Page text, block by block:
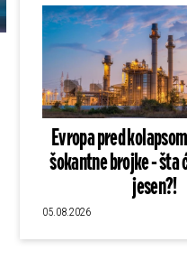
Evropa pred
šokantne brojke - šta
jesen?!
05.08.2026